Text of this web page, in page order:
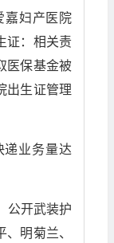
嘉妇产医院
证：相关责
医保基金被
出生证管理
递业务量达
公开武装护
明菊兰、